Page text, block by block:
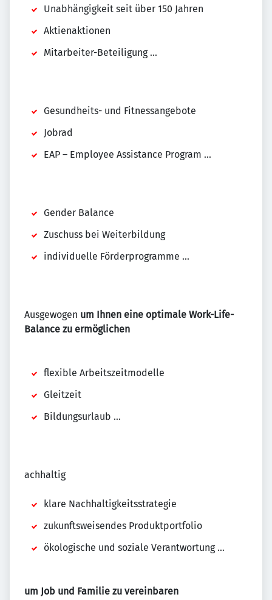
Unabhängigkeit seit über 150 Jahren
Aktienaktionen
Mitarbeiter-Beteiligung ...
Gesundheits- und Fitnessangebote
Jobrad
EAP – Employee Assistance Program ...
Gender Balance
Zuschuss bei Weiterbildung
individuelle Förderprogramme ...
Ausgewogen um Ihnen eine optimale Work-Life-
Balance zu ermöglichen
flexible Arbeitszeitmodelle
Gleitzeit
Bildungsurlaub ...
achhaltig
klare Nachhaltigkeitsstrategie
zukunftsweisendes Produktportfolio
ökologische und soziale Verantwortung ...
um Job und Familie zu vereinbaren